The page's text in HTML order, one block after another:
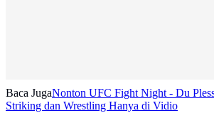
Baca JugaNonton UFC Fight Night - Du
Striking dan Wrestling Hanya di Vidio